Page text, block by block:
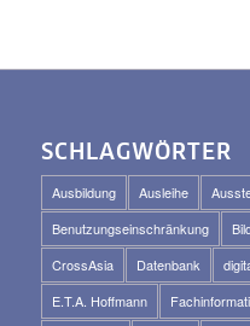
SCHLAGWÖRTER
Ausbildung Ausleihe
Benutzungseinschränkung
CrossAsia
Datenbank
E.T.A. Hoffmann